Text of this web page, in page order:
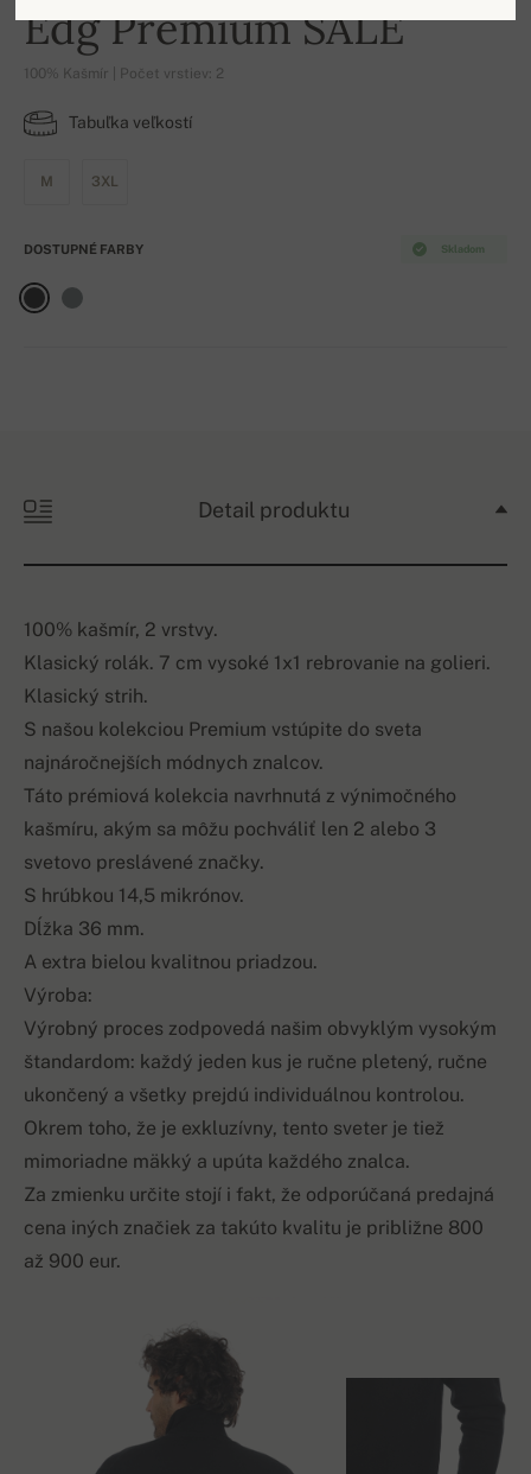
Edg Premium SALE
100% Kašmír | Počet vrstiev: 2
Tabuľka veľkostí
M 3XL
Skladom
DOSTUPNÉ FARBY
Detail produktu
100% kašmír, 2 vrstvy.
Klasický rolák. 7 cm vysoké 1x1 rebrovanie na golieri.
Klasický strih.
S našou kolekciou Premium vstúpite do sveta
najnáročnejších módnych znalcov.
Táto prémiová kolekcia navrhnutá z výnimočného
kašmíru, akým sa môžu pochváliť len 2 alebo 3
svetovo preslávené značky.
S hrúbkou 14,5 mikrónov.
Dĺžka 36 mm.
A extra bielou kvalitnou priadzou.
Výroba:
Výrobný proces zodpovedá našim obvyklým vysokým
štandardom: každý jeden kus je ručne pletený, ručne
ukončený a všetky prejdú individuálnou kontrolou.
Okrem toho, že je exkluzívny, tento sveter je tiež
mimoriadne mäkký a upúta každého znalca.
Za zmienku určite stojí i fakt, že odporúčaná predajná
cena iných značiek za takúto kvalitu je približne 800
až 900 eur.